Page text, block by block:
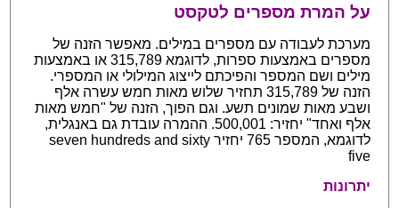
על המרת מספרים לטקסט
מערכת לעבודה עם מספרים במילים. מאפשר הזנה של
מספרים באמצעות ספרות, לדוגמא 315,789 או באמצעות
מילים ושם המספר והפיכתם לייצוג המילולי או המספרי.
הזנה של 315,789 תחזיר שלוש מאות חמש עשרה אלף
ושבע מאות שמונים תשע. וגם הפוך, הזנה של "חמש מאות
אלף ואחד" יחזיר: 500,001. ההמרה עובדת גם באנגלית,
לדוגמא, המספר 765 יחזיר seven hundreds and sixty
five
יתרונות